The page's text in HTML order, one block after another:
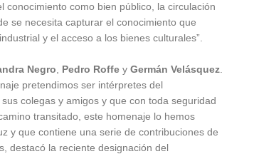
como bien público, la circulación
se necesita capturar el conocimiento que
y el acceso a los bienes culturales”.
Negro Pedro Roffe y Germán Velásquez
pretendimos ser intérpretes del
colegas y amigos y que con toda seguridad
transitado, este homenaje lo hemos
y que contiene una serie de contribuciones de
destacó la reciente designación del